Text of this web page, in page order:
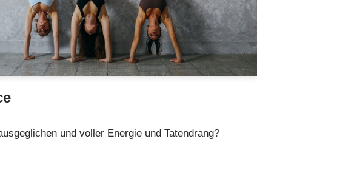
und voller Energie und Tatendrang?